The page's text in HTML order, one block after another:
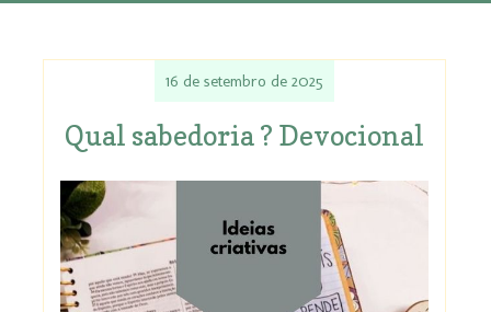
16 de setembro de 2025
Qual sabedoria ? Devocional